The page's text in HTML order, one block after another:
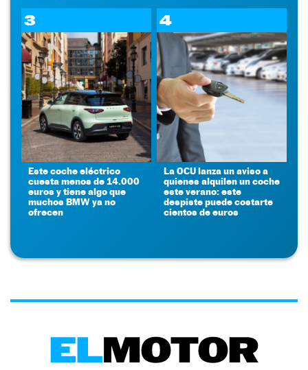
3
Este coche eléctrico
cuesta menos de 14.000
euros y tiene algo que
muchos BMW ya no
ofrecen
4
La OCU lanza un aviso a
quienes alquilen un coche
este verano: este
despiste puede costarte
cientos de euros